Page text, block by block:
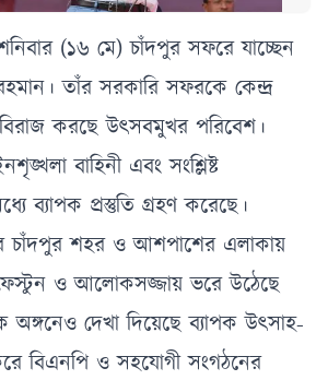
(১৬ মে) চাঁদপুর সফরে যাচ্ছেন
রহমান। তাঁর সরকারি সফরকে কেন্দ্র
করছে উৎসবমুখর পরিবেশ।
বাহিনী এবং সংশ্লিষ্ট
ব্যাপক প্রস্তুতি গ্রহণ করেছে।
চাঁদপুর শহর ও আশপাশের এলাকায়
ফেস্টুন ও আলোকসজ্জায় ভরে উঠেছে
দেখা দিয়েছে ব্যাপক উৎসাহ-
বিএনপি ও সহযোগী সংগঠনের